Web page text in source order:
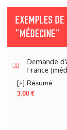
EXEMPLES DE
"MÉDECINE"
Demande
France
[+] Résumé
Prix
3,00 €